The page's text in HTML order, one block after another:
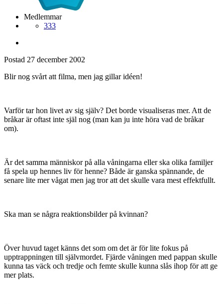
Medlemmar
333
Postad 27 december 2002
Blir nog svårt att filma, men jag gillar idéen!
Varför tar hon livet av sig själv? Det borde visualiseras mer. Att de
bråkar är oftast inte själ nog (man kan ju inte höra vad de bråkar
om).
Är det samma människor på alla våningarna eller ska olika familjer
få spela up hennes liv för henne? Både är ganska spännande, de
senare lite mer vågat men jag tror att det skulle vara mest effektfullt.
Ska man se några reaktionsbilder på kvinnan?
Över huvud taget känns det som om det är för lite fokus på
upptrappningen till självmordet. Fjärde våningen med pappan skulle
kunna tas väck och tredje och femte skulle kunna slås ihop för att ge
mer plats.